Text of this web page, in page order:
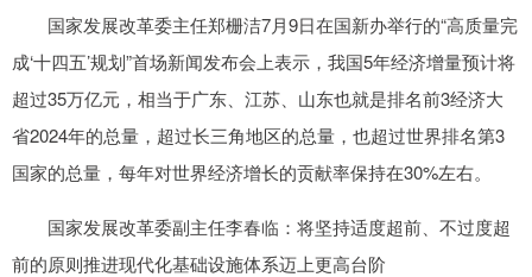
国家发展改革委主任郑栅洁7月9日在国新办举行的“高质量完
成‘十四五’规划”首场新闻发布会上表示，我国5年经济增量预计将
超过35万亿元，相当于广东、江苏、山东也就是排名前3经济大
省2024年的总量，超过长三角地区的总量，也超过世界排名第3
国家的总量，每年对世界经济增长的贡献率保持在30%左右。
国家发展改革委副主任李春临：将坚持适度超前、不过度超
前的原则推进现代化基础设施体系迈上更高台阶